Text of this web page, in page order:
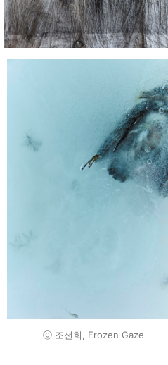
ⓒ 조선희, Frozen Gaze